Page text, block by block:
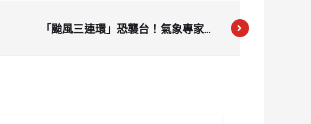
「颱風三連環」恐襲台！氣象專家警